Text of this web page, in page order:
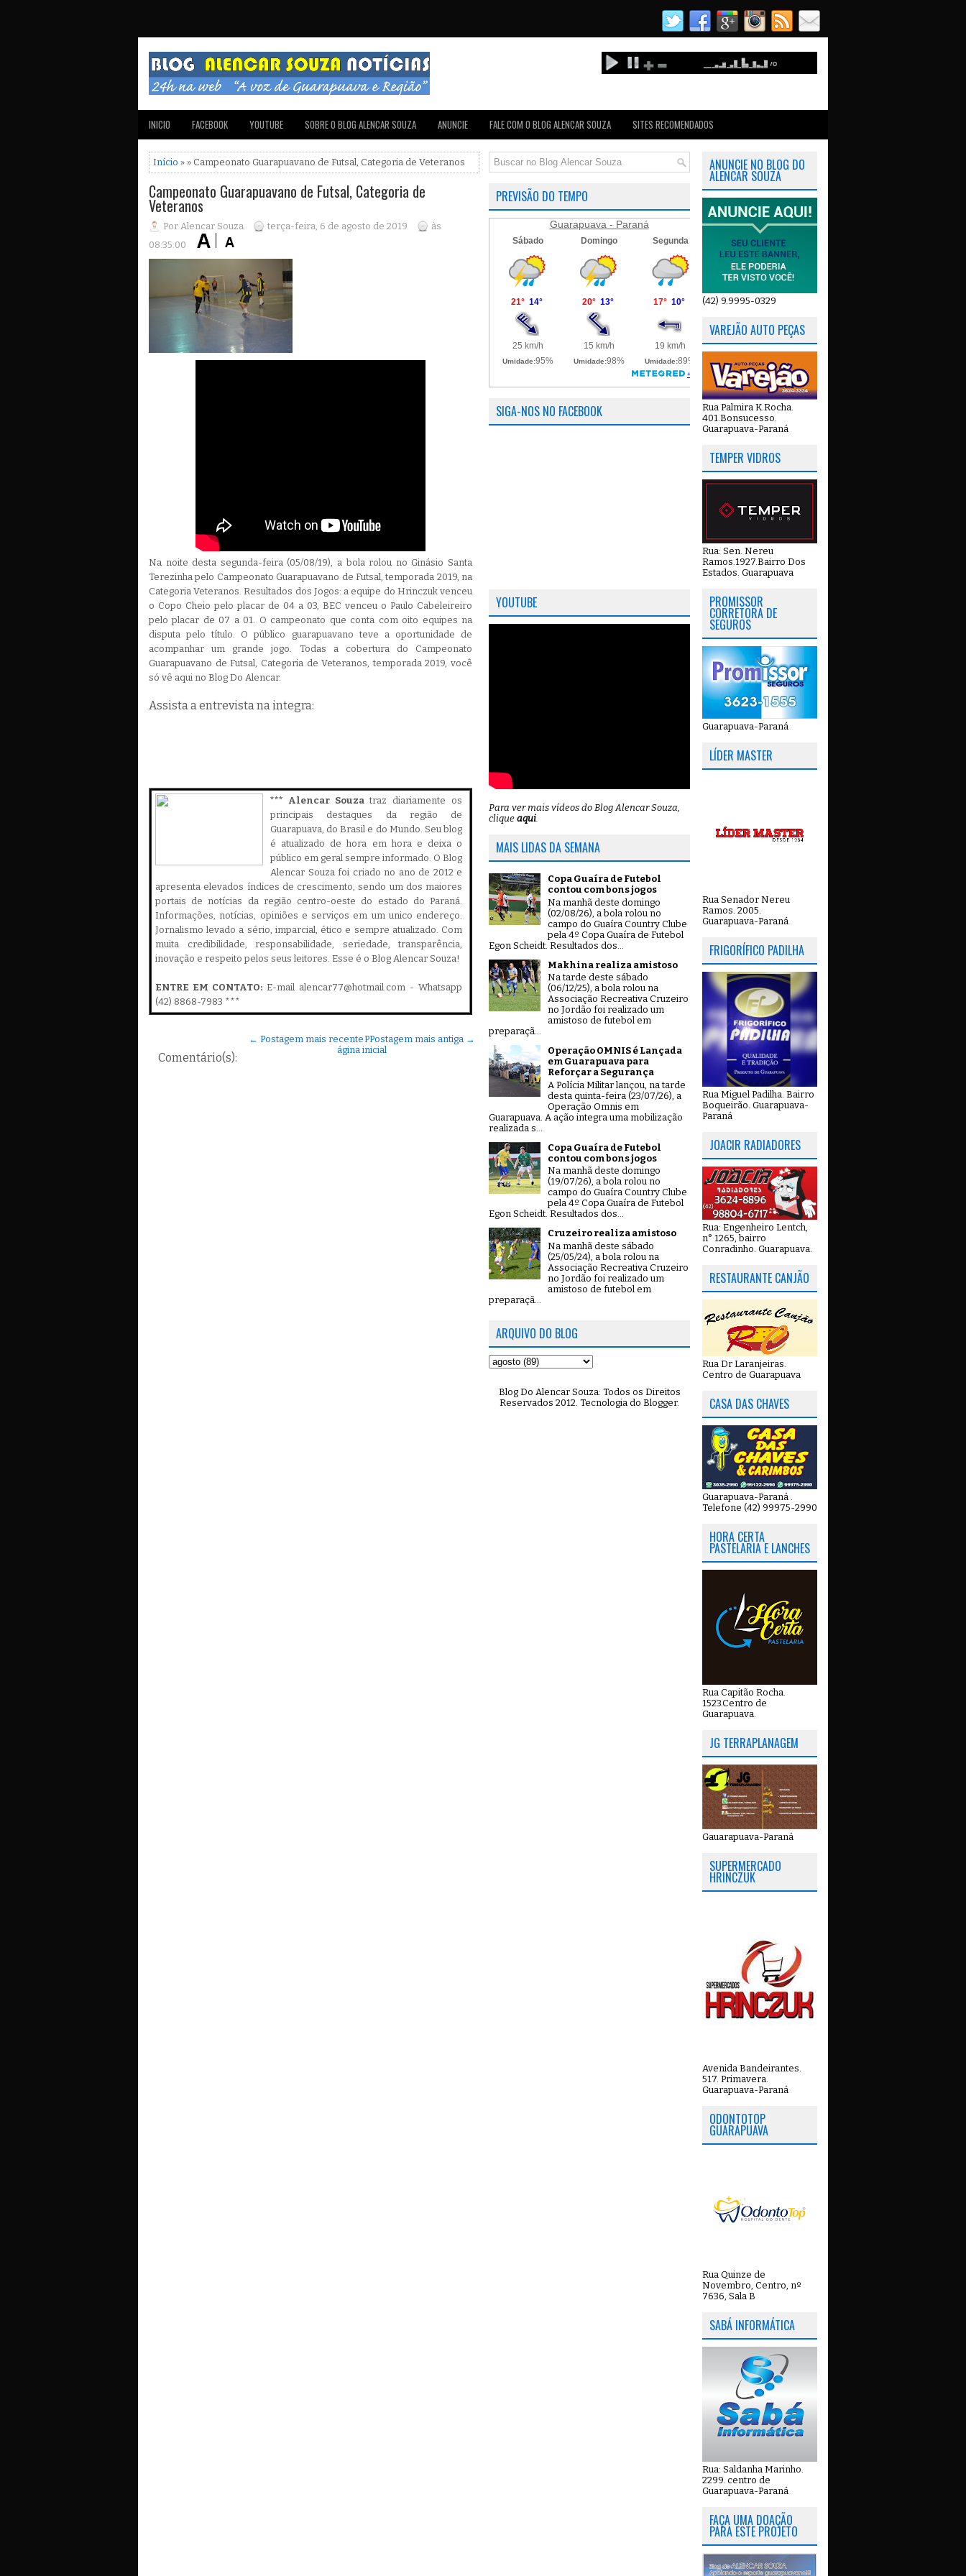
INICIO FACEBOOK YOUTUBE SOBRE O BLOG ALENCAR SOUZA ANUNCIE FALE COM O BLOG ALENCAR SOUZA SITES RECOMENDADOS
Início » » Campeonato Guarapuavano de Futsal, Categoria de Veteranos
Campeonato Guarapuavano de Futsal, Categoria de
Veteranos
Por Alencar Souza terça-feira, 6 de agosto de 2019
às
08:35:00
Na noite desta segunda-feira (05/08/19), a bola rolou no Ginásio Santa
Terezinha pelo Campeonato Guarapuavano de Futsal, temporada 2019, na
Categoria Veteranos. Resultados dos Jogos: a equipe do Hrinczuk venceu
o Copo Cheio pelo placar de 04 a 03, BEC venceu o Paulo Cabeleireiro
pelo placar de 07 a 01. O campeonato que conta com oito equipes na
disputa pelo título. O público guarapuavano teve a oportunidade de
acompanhar um grande jogo. Todas a cobertura do Campeonato
Guarapuavano de Futsal, Categoria de Veteranos, temporada 2019, você
só vê aqui no Blog Do Alencar.
Assista a entrevista na integra:
*** Alencar Souzatraz diariamente os
principais destaques da região de
Guarapuava, do Brasil e do Mundo. Seu blog
é atualizado de hora em hora e deixa o
público em geral sempre informado. O Blog
Alencar Souza foi criado no ano de 2012 e
apresenta elevados índices de crescimento, sendo um dos maiores
portais de notícias da região centro-oeste do estado do Paraná.
Informações, notícias, opiniões e serviços em um unico endereço.
Jornalismo levado a sério, imparcial, ético e sempre atualizado. Com
muita credibilidade, responsabilidade, seriedade, transparência,
inovação e respeito pelos seus leitores. Esse é o Blog Alencar Souza!
ENTRE EM CONTATO: E-mail alencar77@hotmail.com - Whatsapp
(42) 8868-7983 ***
Comentário(s):
← Postagem mais recente Postagem mais antiga →
P
ágina inicial
PREVISÃO DO TEMPO
Guarapuava - Paraná
SIGA-NOS NO FACEBOOK
YOUTUBE
Para ver mais vídeos do Blog Alencar Souza,
clique aqui.
MAIS LIDAS DA SEMANA
Copa Guaíra de Futebol
contou com bons jogos
Na manhã deste domingo
(02/08/26), a bola rolou no
campo do Guaíra Country Clube
pela 4º Copa Guaíra de Futebol
Egon Scheidt. Resultados dos...
Makhina realiza amistoso
Na tarde deste sábado
(06/12/25), a bola rolou na
Associação Recreativa Cruzeiro
no Jordão foi realizado um
amistoso de futebol em
preparaçã...
Operação OMNIS é Lançada
em Guarapuava para
Reforçar a Segurança
A Polícia Militar lançou, na tarde
desta quinta-feira (23/07/26), a
Operação Omnis em
Guarapuava. A ação integra uma mobilização
realizada s...
Copa Guaíra de Futebol
contou com bons jogos
Na manhã deste domingo
(19/07/26), a bola rolou no
campo do Guaíra Country Clube
pela 4º Copa Guaíra de Futebol
Egon Scheidt. Resultados dos...
Cruzeiro realiza amistoso
Na manhã deste sábado
(25/05/24), a bola rolou na
Associação Recreativa Cruzeiro
no Jordão foi realizado um
amistoso de futebol em
preparaçã...
ARQUIVO DO BLOG
Blog Do Alencar Souza: Todos os Direitos
Reservados 2012. Tecnologia do Blogger.
ANUNCIE NO BLOG DO
ALENCAR SOUZA
(42) 9.9995-0329
VAREJÃO AUTO PEÇAS
Rua Palmira K.Rocha.
401.Bonsucesso.
Guarapuava-Paraná
TEMPER VIDROS
Rua: Sen. Nereu
Ramos.1927.Bairro Dos
Estados. Guarapuava
PROMISSOR
CORRETORA DE
SEGUROS
Guarapuava-Paraná
LÍDER MASTER
Rua Senador Nereu
Ramos. 2005.
Guarapuava-Paraná
FRIGORÍFICO PADILHA
Rua Miguel Padilha. Bairro
Boqueirão. Guarapuava-
Paraná
JOACIR RADIADORES
Rua: Engenheiro Lentch,
n° 1265, bairro
Conradinho. Guarapuava.
RESTAURANTE CANJÃO
Rua Dr Laranjeiras.
Centro de Guarapuava
CASA DAS CHAVES
Guarapuava-Paraná .
Telefone (42) 99975-2990
HORA CERTA
PASTELARIA E LANCHES
Rua Capitão Rocha.
1523.Centro de
Guarapuava.
JG TERRAPLANAGEM
Gauarapuava-Paraná
SUPERMERCADO
HRINCZUK
Avenida Bandeirantes.
517. Primavera.
Guarapuava-Paraná
ODONTOTOP
GUARAPUAVA
Rua Quinze de
Novembro, Centro, nº
7636, Sala B
SABÁ INFORMÁTICA
Rua: Saldanha Marinho.
2299. centro de
Guarapuava-Paraná
FAÇA UMA DOAÇÃO
PARA ESTE PROJETO